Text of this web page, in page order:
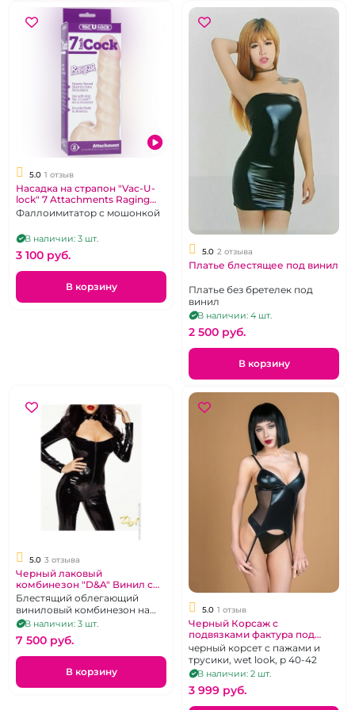
5.0 1 отзыв
Насадка на страпон "Vac-U-
lock" 7 Attachments Raging
ПВХ
Фаллоимитатор с мошонкой
В наличии: 3 шт.
3 100 pуб.
В корзину
5.0 2 отзыва
Платье блестящее под винил
Платье без бретелек под
винил
В наличии: 4 шт.
2 500 pуб.
В корзину
5.0 3 отзыва
Черный лаковый
комбинезон "D&A" Винил с
открытой грудью
Блестящий облегающий
виниловый комбинезон на
молнии для обладательницы
пышной груди, р-р M
В наличии: 3 шт.
7 500 pуб.
В корзину
5.0 1 отзыв
Черный Корсаж с
подвязками фактура под
винил"LeFrivole" Wet Look
черный корсет с пажами и
трусики, wet look, р 40-42
В наличии: 2 шт.
3 999 pуб.